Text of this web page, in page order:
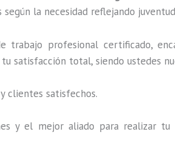
la necesidad reflejando
trabajo profesional certificado,
tu satisfacción total, siendo ustedes
clientes satisfechos.
y el mejor aliado para realizar tu